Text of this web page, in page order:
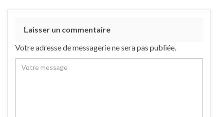
Laisser un commentaire
Votre adresse de messagerie ne sera pas publiée.